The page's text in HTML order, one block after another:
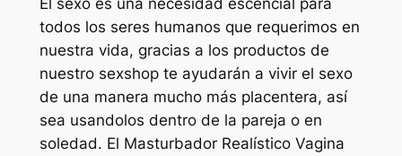
El sexo es una necesidad escencial para
todos los seres humanos que requerimos en
nuestra vida, gracias a los productos de
nuestro sexshop te ayudarán a vivir el sexo
de una manera mucho más placentera, así
sea usandolos dentro de la pareja o en
soledad. El Masturbador Realístico Vagina